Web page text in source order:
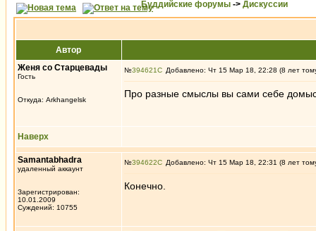
Буддийские форумы -> Дискуссии
Автор
Женя со Старцевады
Гость
Откуда: Arkhangelsk
№394621 Добавлено: Чт 15 Мар 18, 22:28 (8 лет
Про разные смыслы вы сами себе
Наверх
Samantabhadra
удаленный аккаунт
Зарегистрирован:
10.01.2009
Суждений: 10755
№394622 Добавлено: Чт 15 Мар 18, 22:31 (8 лет
Конечно.